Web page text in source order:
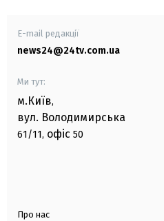
E-mail редакції
news24@24tv.com.ua
Ми тут:
м.Київ,
вул. Володимирська
61/11, офіс 50
Про нас